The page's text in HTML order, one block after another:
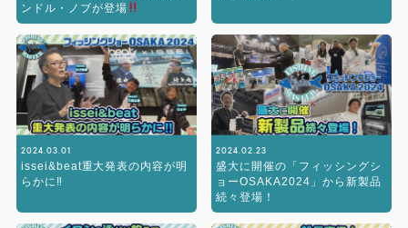
ンドル・ノブが登場
2024.03.01
issei&beat重大発表の内容が明
らかに‼︎
2024.02.23
盛大に開催の「フィッシングシ
ョーOSAKA2024」から新製品
続々登場！